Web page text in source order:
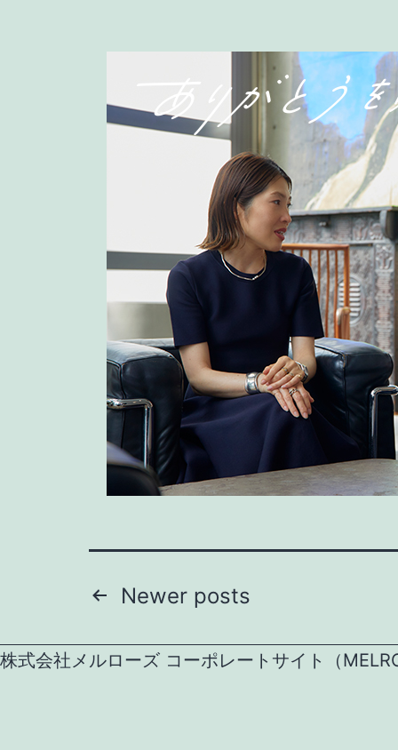
Posts
navigation
Newer posts
株式会社メルローズ コーポレートサイト（